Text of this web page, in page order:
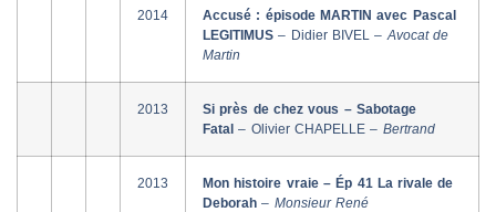
2014
Accusé : épisode MARTIN avec Pascal
LEGITIMUS – Didier BIVEL – Avocat de
Martin
2013
Si près de chez vous – Sabotage
Fatal
– Olivier CHAPELLE – Bertrand
2013
Mon histoire vraie – Ép 41 La rivale de
Deborah – Monsieur René